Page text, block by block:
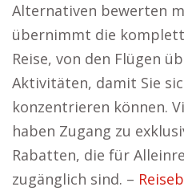
Alternativen bewerten
übernimmt die
Reise, von den Flügen
Aktivitäten, damit Sie
konzentrieren können.
haben Zugang zu
Rabatten, die für
zugänglich sind. –